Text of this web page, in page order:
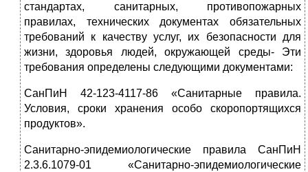
стандартах, санитарных, противопожарных
правилах, технических документах обязательных
требований к качеству услуг, их безопасности для
жизни, здоровья людей, окружающей среды- Эти
требования определены следующими документами:
СанПиН 42-123-4117-86 «Санитарные правила.
Условия, сроки хранения особо скоропортящихся
продуктов».
Санитарно-эпидемиологические правила СанПиН
2.3.6.1079-01 «Санитарно-эпидемиологические